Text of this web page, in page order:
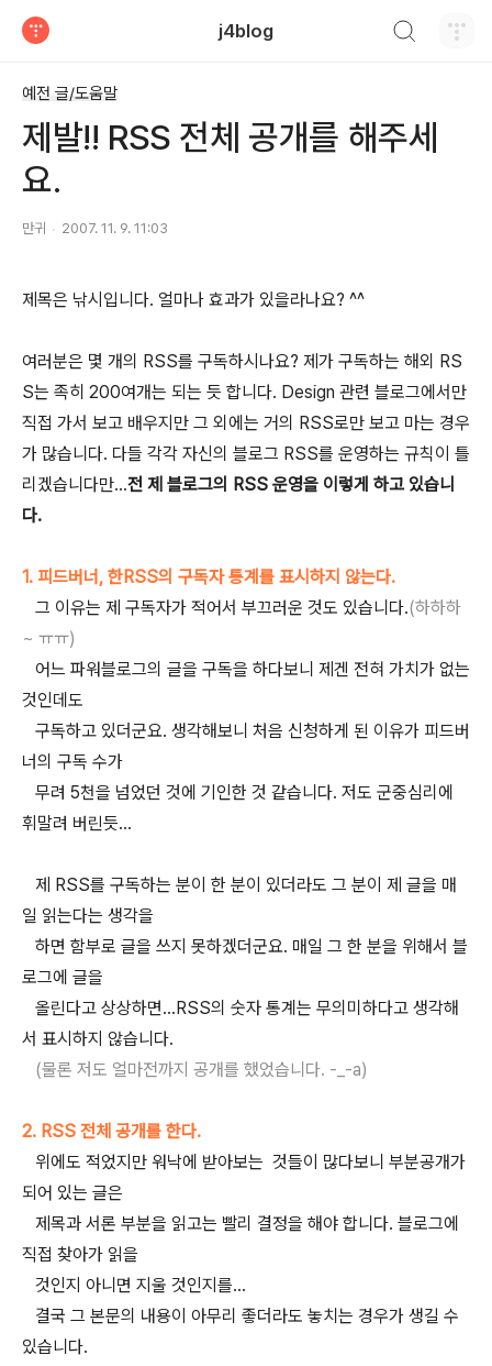
j4blog
예전 글/도움말
제발!! RSS 전체 공개를 해주세
요.
만귀 2007. 11. 9. 11:03
제목은 낚시입니다. 얼마나 효과가 있을라나요? ^^
여러분은 몇 개의 RSS를 구독하시나요? 제가 구독하는 해외 RS
S는 족히 200여개는 되는 듯 합니다. Design 관련 블로그에서만
직접 가서 보고 배우지만 그 외에는 거의 RSS로만 보고 마는 경우
가 많습니다. 다들 각각 자신의 블로그 RSS를 운영하는 규칙이 틀
리겠습니다만...전 제 블로그의 RSS 운영을 이렇게 하고 있습니
다.
1. 피드버너, 한RSS의 구독자 통계를 표시하지 않는다.
그 이유는 제 구독자가 적어서 부끄러운 것도 있습니다.(하하하
~ ㅠㅠ)
어느 파워블로그의 글을 구독을 하다보니 제겐 전혀 가치가 없는
것인데도
구독하고 있더군요. 생각해보니 처음 신청하게 된 이유가 피드버
너의 구독 수가
무려 5천을 넘었던 것에 기인한 것 같습니다. 저도 군중심리에
휘말려 버린듯...
제 RSS를 구독하는 분이 한 분이 있더라도 그 분이 제 글을 매
일 읽는다는 생각을
하면 함부로 글을 쓰지 못하겠더군요. 매일 그 한 분을 위해서 블
로그에 글을
올린다고 상상하면...RSS의 숫자 통계는 무의미하다고 생각해
서 표시하지 않습니다.
(물론 저도 얼마전까지 공개를 했었습니다. -_-a)
2. RSS 전체 공개를 한다.
위에도 적었지만 워낙에 받아보는 것들이 많다보니 부분공개가
되어 있는 글은
제목과 서론 부분을 읽고는 빨리 결정을 해야 합니다. 블로그에
직접 찾아가 읽을
것인지 아니면 지울 것인지를...
결국 그 본문의 내용이 아무리 좋더라도 놓치는 경우가 생길 수
있습니다.